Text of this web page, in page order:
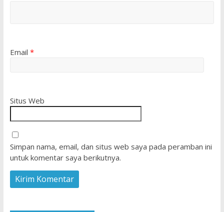
Email *
Situs Web
Simpan nama, email, dan situs web saya pada peramban ini
untuk komentar saya berikutnya.